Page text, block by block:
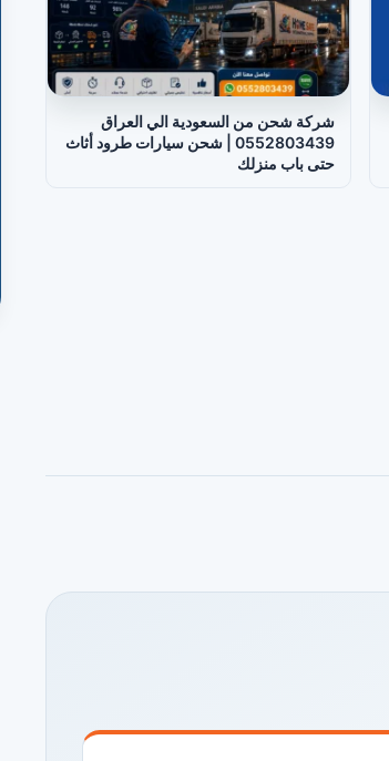
شركة شحن من السعودية الي العراق
0552803439 | شحن سيارات طرود أثاث
حتى باب منزلك